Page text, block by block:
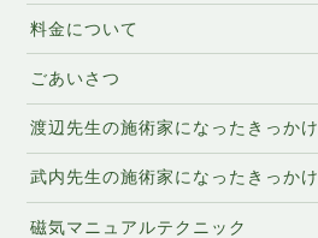
料金について
ごあいさつ
渡辺先生の施術家になったきっかけ
武内先生の施術家になったきっかけ
磁気マニュアルテクニック